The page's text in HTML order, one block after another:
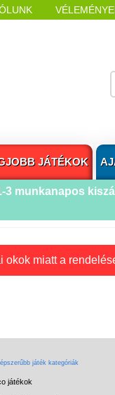
JÁTÉKOK
3 munkanapos
okok miatt a
játék kategóriák
játékok